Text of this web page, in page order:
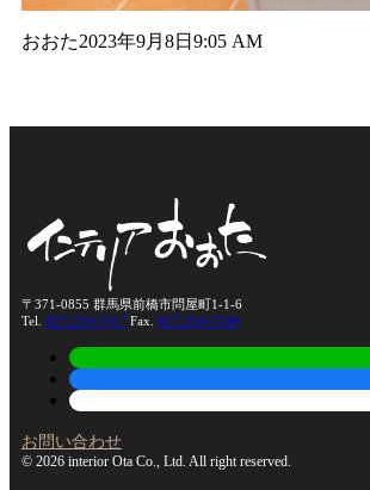
おおた2023年9月8日 9:05 AM
〒371-0855 群馬県前橋市問屋町1-1-6
Tel. 027-210-7417 Fax. 027-210-7439
お問い合わせ
© 2026 interior Ota Co., Ltd. All right reserved.